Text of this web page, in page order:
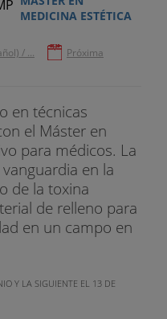
MEDICINA ESTÉTICA
/ ...
Próxima
en técnicas
el Máster en
para médicos. La
en la
de la toxina
de relleno para
en un campo en
Y LA SIGUIENTE EL 13 DE